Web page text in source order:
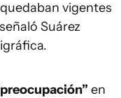
vigentes
Suárez
en